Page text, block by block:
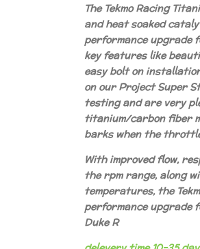
The Tekmo Racing
and heat soaked
performance upgrade
key features like
easy bolt on
on our Project Super
testing and are very
titanium/carbon fiber
barks when the
With improved flow,
the rpm range, along
temperatures, the
performance upgrade
Duke R